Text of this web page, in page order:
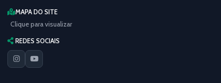
MAPA DO SITE
Clique para visualizar
REDES SOCIAIS